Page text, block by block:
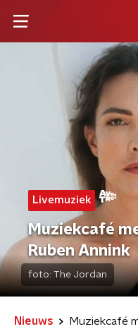
Livemuziek
Muziekcafé
Ruben Annink
foto: The Jordan
Nieuws